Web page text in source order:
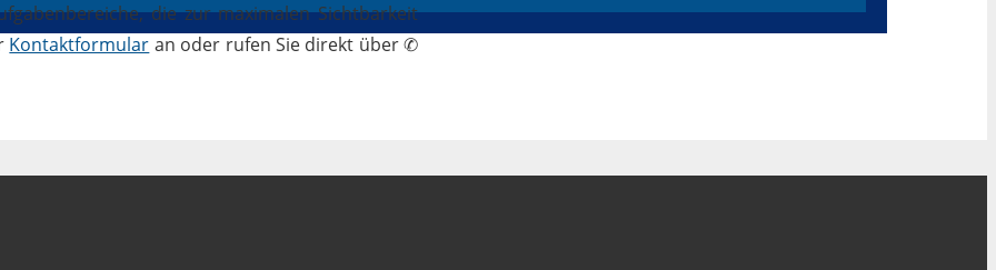
die zur maximalen Sichtbarkeit
Kontaktformular an oder rufen Sie direkt über ✆